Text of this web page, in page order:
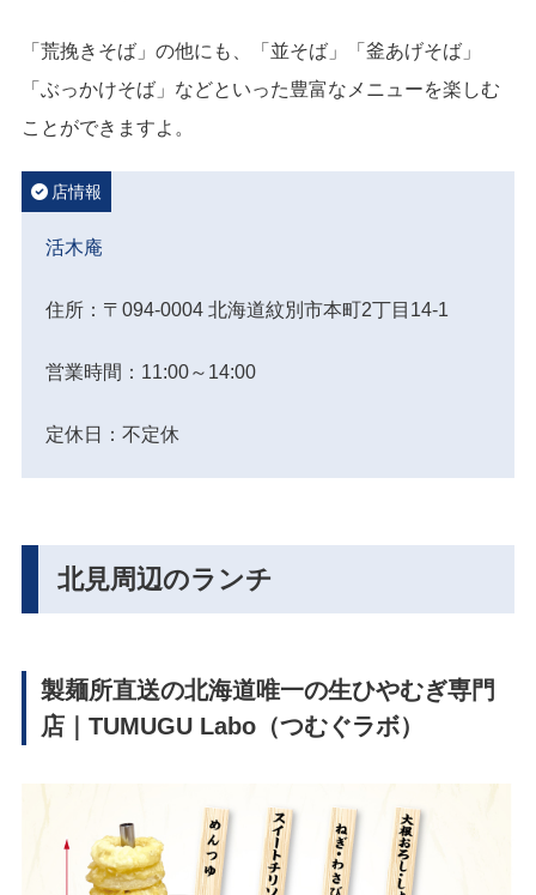
「荒挽きそば」の他にも、「並そば」「釜あげそば」
「ぶっかけそば」などといった豊富なメニューを楽しむ
ことができますよ。
店情報
活木庵
住所：〒094-0004 北海道紋別市本町2丁目14-1
営業時間：11:00～14:00
定休日：不定休
北見周辺のランチ
製麺所直送の北海道唯一の生ひやむぎ専門
店｜TUMUGU Labo（つむぐラボ）